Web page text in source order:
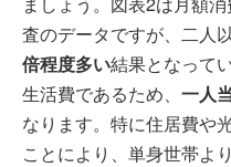
査のデータですが、二人
倍程度多い結果となって
生活費であるため、 一人
なります。特に住居費や
ことにより、単身世帯よ